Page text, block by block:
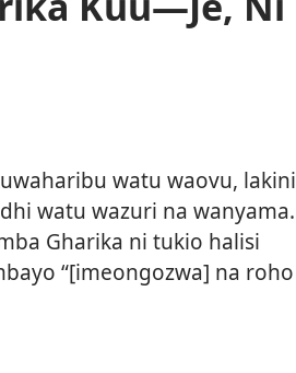
watu waovu, lakini
watu wazuri na wanyama.
Gharika ni tukio halisi
“[imeongozwa] na roho